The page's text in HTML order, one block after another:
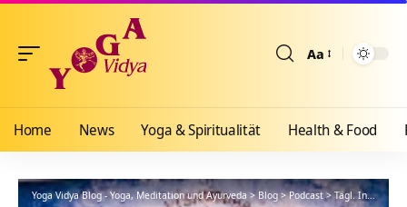
Aa
Home News Yoga & Spiritualität Health & Food
Yoga Vidya Blog - Yoga, Meditation und Ayurveda>Blog>Podcast>Tägl. Inspiration